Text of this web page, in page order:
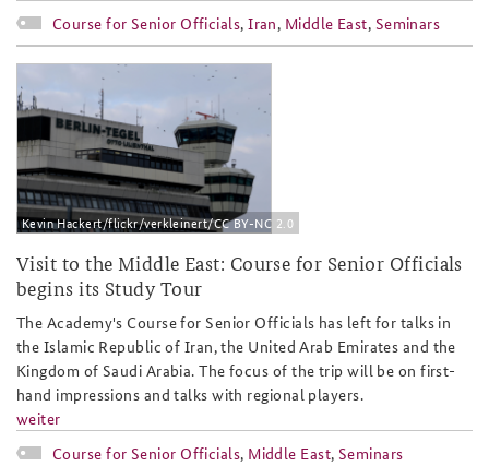
Course for Senior Officials,Iran, Middle East, Seminars
2017-7-fks17_abreise-
teaser_kevin_hackert_flickr_cc_by-
nc_2.0.png
Kevin Hackert/flickr/verkleinert/CC BY-NC 2.0
Visit to the Middle East: Course for Senior Officials
begins its Study Tour
The Academy's Course for Senior Officials has left for talks in
the Islamic Republic of Iran, the United Arab Emirates and the
Kingdom of Saudi Arabia. The focus of the trip will be on first-
hand impressions and talks with regional players.
weiter
Course for Senior Officials, Middle East, Seminars